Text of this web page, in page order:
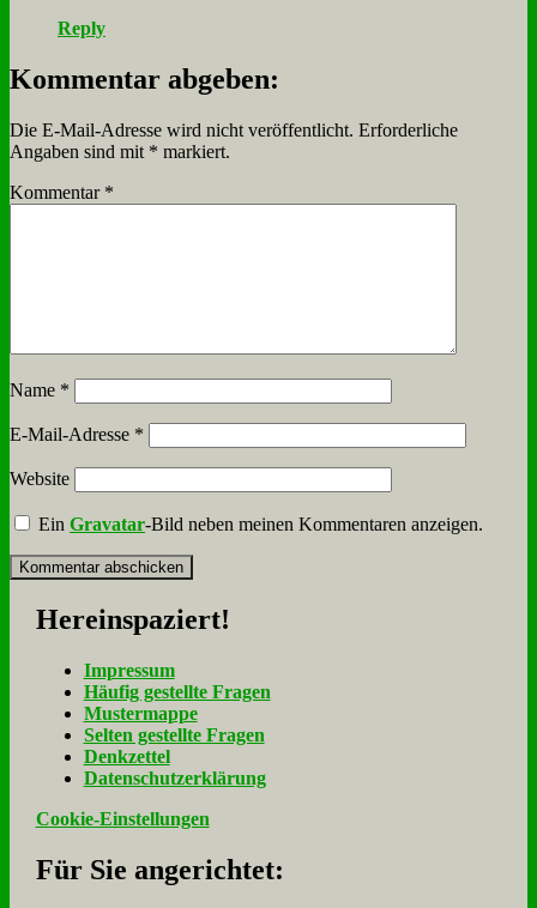
Reply
Kommentar abgeben:
Die E-Mail-Adresse wird nicht veröffentlicht. Erforderliche
Angaben sind mit * markiert.
Kommentar *
Name *
E-Mail-Adresse *
Website
EinGravatar-Bild neben meinen Kommentaren anzeigen.
Her­ein­spa­ziert!
Im­pres­sum
Häu­fig ge­stell­te Fra­gen
Mu­ster­map­pe
Sel­ten ge­stell­te Fra­gen
Denk­zet­tel
Da­ten­schutz­er­klä­rung
Cookie-Einstellungen
Für Sie an­ge­rich­tet: